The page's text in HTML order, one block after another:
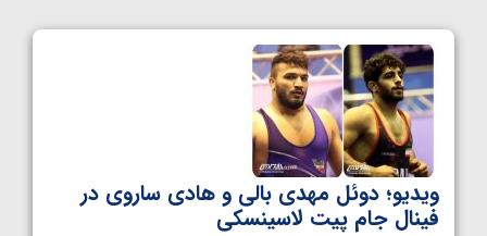
ویدیو؛ دوئل مهدی بالی و هادی ساروی در
فینال جام پیت لاسینسکی